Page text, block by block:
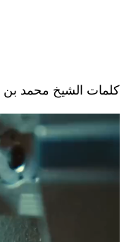
كلمات الشيخ محمد بن